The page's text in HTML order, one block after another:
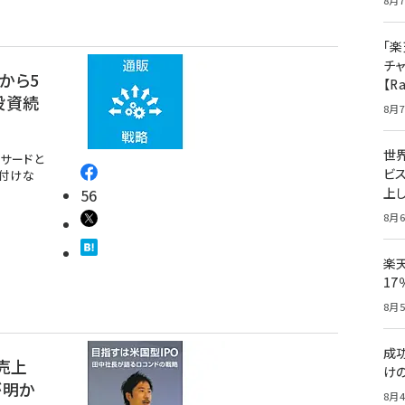
ら5
資続
ードと
けな
56
上
か
「
チ
【
8月
世
ビ
上
8月
楽
17
8月
成
け
8月